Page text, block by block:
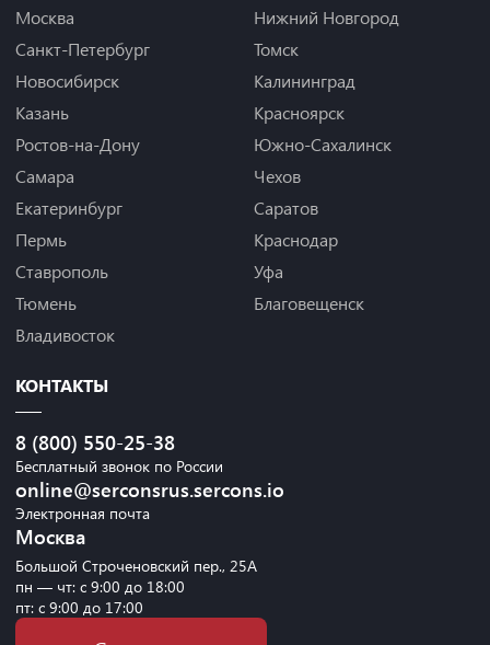
Москва
Санкт-Петербург
Новосибирск
Казань
Ростов-на-Дону
Самара
Екатеринбург
Пермь
Ставрополь
Тюмень
Владивосток
Нижний Новгород
Томск
Калининград
Красноярск
Южно-Сахалинск
Чехов
Саратов
Краснодар
Уфа
Благовещенск
КОНТАКТЫ
8 (800) 550-25-38
Бесплатный звонок по России
online@serconsrus.sercons.io
Электронная почта
Москва
Большой Строченовский пер., 25А
пн — чт: с 9:00 до 18:00
пт: с 9:00 до 17:00